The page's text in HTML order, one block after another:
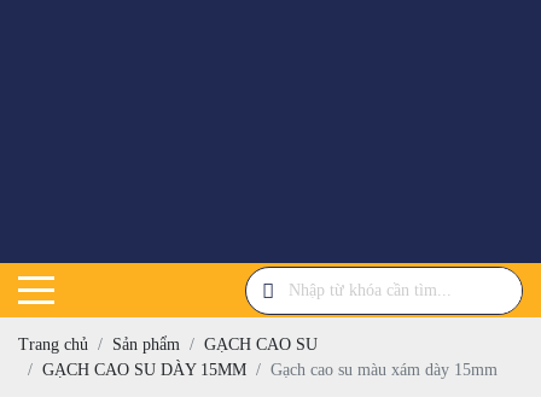
Trang chủ Sản phẩm
GẠCH CAO SU
GẠCH CAO SU DÀY 15MM
Gạch cao su màu xám dày 15mm